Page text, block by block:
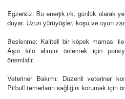
Egzersiz: Bu enerjik ırk, günlük olarak
duyar. Uzun yürüyüşler, koşu ve oyun
Beslenme: Kaliteli bir köpek maması
Aşırı kilo alımını önlemek için
önemlidir.
Veteriner Bakımı: Düzenli veteriner
Pitbull terrierların sağlığını korumak için